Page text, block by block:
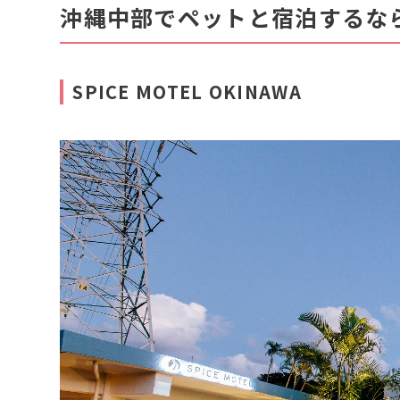
沖縄中部でペットと宿泊するな
SPICE MOTEL OKINAWA